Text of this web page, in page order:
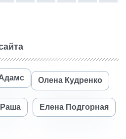
Олена Кудренко
Елена Подгорная